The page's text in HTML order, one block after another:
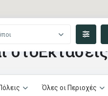
στοΕκτάσεις
Όλες οι Περιοχές